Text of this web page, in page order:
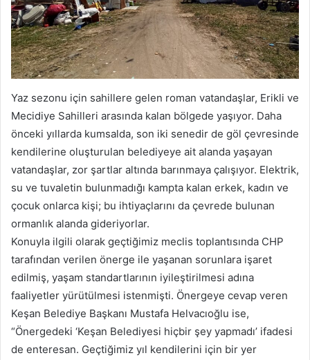
Yaz sezonu için sahillere gelen roman vatandaşlar, Erikli ve
Mecidiye Sahilleri arasında kalan bölgede yaşıyor. Daha
önceki yıllarda kumsalda, son iki senedir de göl çevresinde
kendilerine oluşturulan belediyeye ait alanda yaşayan
vatandaşlar, zor şartlar altında barınmaya çalışıyor. Elektrik,
su ve tuvaletin bulunmadığı kampta kalan erkek, kadın ve
çocuk onlarca kişi; bu ihtiyaçlarını da çevrede bulunan
ormanlık alanda gideriyorlar.
Konuyla ilgili olarak geçtiğimiz meclis toplantısında CHP
tarafından verilen önerge ile yaşanan sorunlara işaret
edilmiş, yaşam standartlarının iyileştirilmesi adına
faaliyetler yürütülmesi istenmişti. Önergeye cevap veren
Keşan Belediye Başkanı Mustafa Helvacıoğlu ise,
“Önergedeki ‘Keşan Belediyesi hiçbir şey yapmadı’ ifadesi
de enteresan. Geçtiğimiz yıl kendilerini için bir yer